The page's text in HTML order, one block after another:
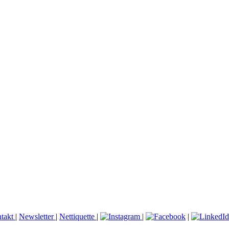
| Newsletter | Nettiquette | | |